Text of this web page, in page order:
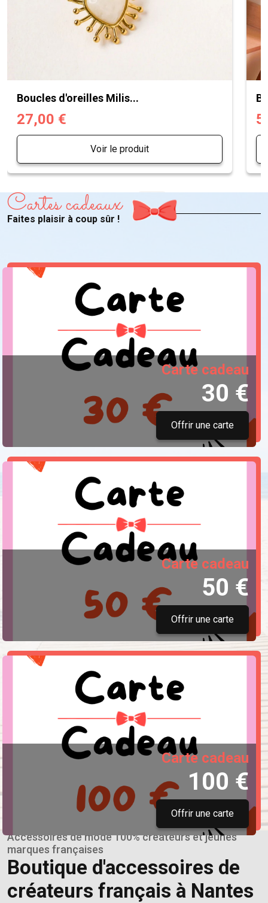
Boucles d'oreilles Milis...
27,00 €
Voir le produit
Cartes cadeaux
Faites plaisir à coup sûr !
Carte cadeau
30 €
Offrir une carte
Carte cadeau
50 €
Offrir une carte
Carte cadeau
100 €
Offrir une carte
Accessoires de mode 100% créateurs et jeunes
marques françaises
Boutique d'accessoires de
créateurs français à Nantes